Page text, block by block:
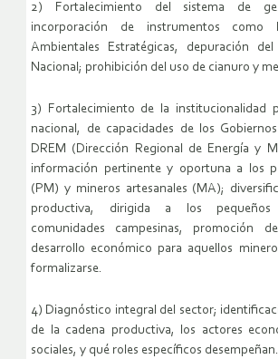
2) Fortalecimiento del sistema de
incorporación de instrumentos como
Ambientales Estratégicas, depuración
Nacional; prohibición del uso de cianuro y
3) Fortalecimiento de la institucionalidad
nacional, de capacidades de los
DREM (Dirección Regional de Energía y
información pertinente y oportuna a los
(PM) y mineros artesanales (MA);
productiva, dirigida a los
comunidades campesinas, promoción
desarrollo económico para aquellos
formalizarse.
4) Diagnóstico integral del sector;
de la cadena productiva, los actores
sociales, y qué roles específicos desempeñan.